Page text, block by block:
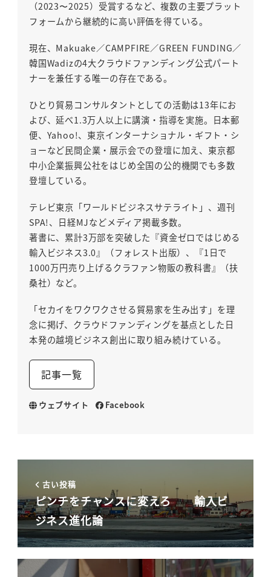
（2023〜2025）受賞するなど、複数の主要プラット
フォームから継続的に高い評価を得ている。
現在、Makuake／CAMPFIRE／GREEN FUNDING／
韓国Wadizの4大クラウドファンディング公式パート
ナーを兼任する唯一の存在である。
ひとり貿易コンサルタントとしての活動は13年にお
よび、延べ1.3万人以上に講演・指導を実施。日本郵
便、Yahoo!、東京インターナショナル・ギフト・シ
ョーなど民間企業・展示会での登壇に加え、東京都
中小企業振興公社をはじめ全国の公的機関でも多数
登壇している。
テレビ東京「ワールドビジネスサテライト」、週刊
SPA!、日経MJなどメディア掲載多数。
著書に、累計3万部を突破した『資金ゼロではじめる
輸入ビジネス3.0』（フォレスト出版）、『1日で
1000万円売り上げるクラファン物販の教科書』（扶
桑社）など。
「セカイをワクワクさせる貿易家を生み出す」を理
念に掲げ、クラウドファンディングを基点とした日
本発の越境ビジネス創出に取り組み続けている。
記事一覧
ウェブサイト Facebook
古い投稿
ピンチをチャンスに変えろ 輸入ビ
ジネス進化論